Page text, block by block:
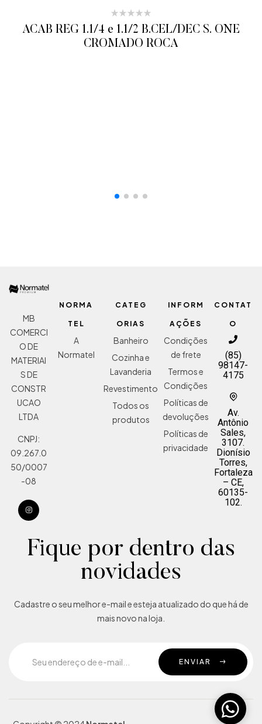
ACAB REG 1.1/4 e 1.1/2 B.CEL/DEC S. ONE
CROMADO ROCA
MB
COMERCI
O DE
MATERIAI
S DE
CONSTR
UCAO
LTDA
CNPJ:
09.267.0
50/0007
-08
NORMA
TEL
A
Normatel
CATEG
ORIAS
Banheiro
Cozinha e
Lavanderia
Revestimento
Todos os
produtos
INFORM
AÇÕES
Condições
de frete
Termos e
Condições
Políticas de
devoluções
Políticas de
privacidade
CONTAT
O
(85)
98147-
4175
Av.
Antônio
Sales,
3107.
Dionísio
Torres,
Fortaleza
– CE,
60135-
102.
Fique por dentro das
novidades
Cadastre o seu melhor e-mail e esteja atualizado do que há de
mais novo na loja.
ENVIAR